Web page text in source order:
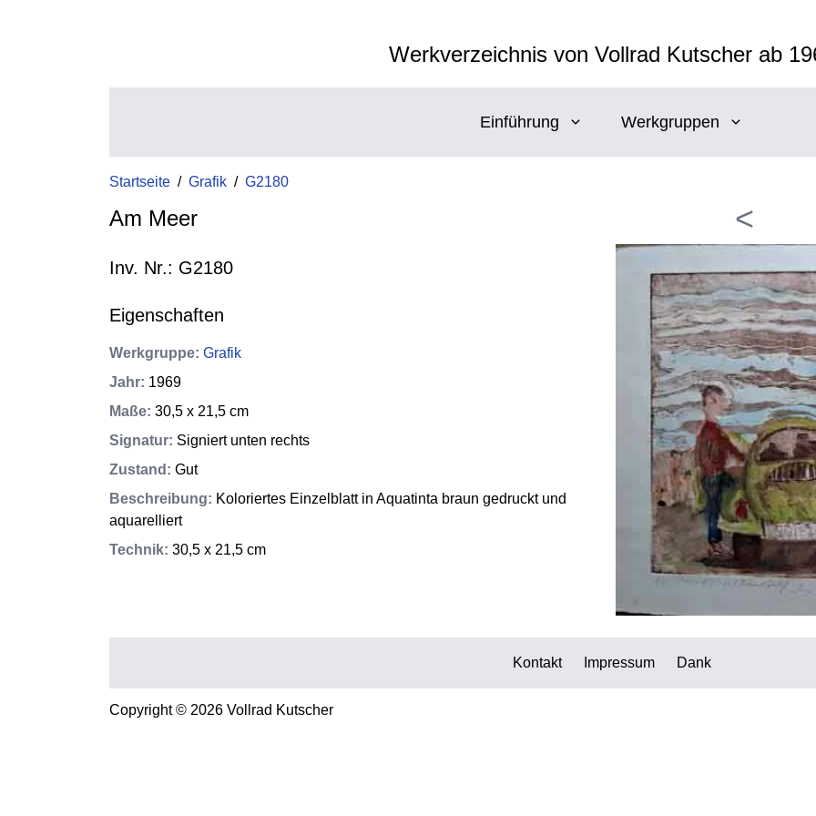
Werkverzeichnis von Vollrad Kutscher ab
Einführung Werkgruppen
Startseite / Grafik / G2180
Am Meer
Inv. Nr.: G2180
Eigenschaften
Werkgruppe: Grafik
Jahr: 1969
Maße: 30,5 x 21,5 cm
Signatur: Signiert unten rechts
Zustand : Gut
Beschreibung: Koloriertes Einzelblatt in Aquatinta braun gedruckt und
aquarelliert
Technik: 30,5 x 21,5 cm
<
Kontakt Impressum Dank
Copyright © 2026 Vollrad Kutscher